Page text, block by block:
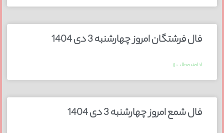
فال فرشتگان امروز چهارشنبه 3 دی 1404
ادامه مطلب »
فال شمع امروز چهارشنبه 3 دی 1404